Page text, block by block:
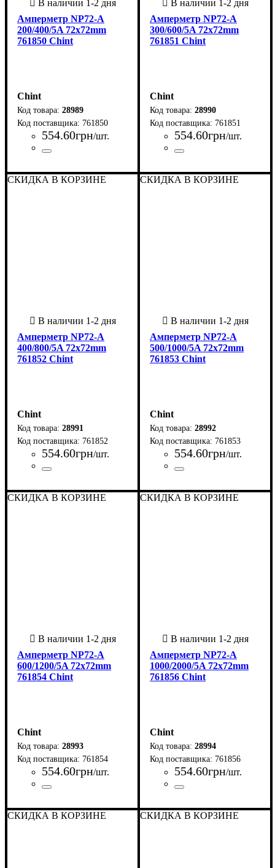
Амперметр NP72-A
200/400/5A 72x72mm
761850 Chint
Chint
28989
761850
554.60грн/шт.
Амперметр NP72-A
300/600/5A 72x72mm
761851 Chint
Chint
28990
761851
554.60грн/шт.
СКИДКА В КОРЗИНЕ
Амперметр NP72-A
400/800/5A 72x72mm
761852 Chint
Chint
28991
761852
554.60грн/шт.
СКИДКА В КОРЗИНЕ
Амперметр NP72-A
500/1000/5A 72x72mm
761853 Chint
Chint
28992
761853
554.60грн/шт.
СКИДКА В КОРЗИНЕ
Амперметр NP72-A
600/1200/5A 72x72mm
761854 Chint
Chint
28993
761854
554.60грн/шт.
СКИДКА В КОРЗИНЕ
Амперметр NP72-A
1000/2000/5A 72x72mm
761856 Chint
Chint
28994
761856
554.60грн/шт.
СКИДКА В КОРЗИНЕ СКИДКА В КОРЗИНЕ